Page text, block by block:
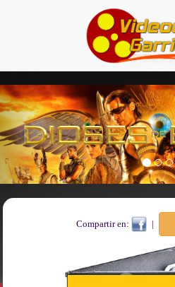
Previous
Compartir en: |